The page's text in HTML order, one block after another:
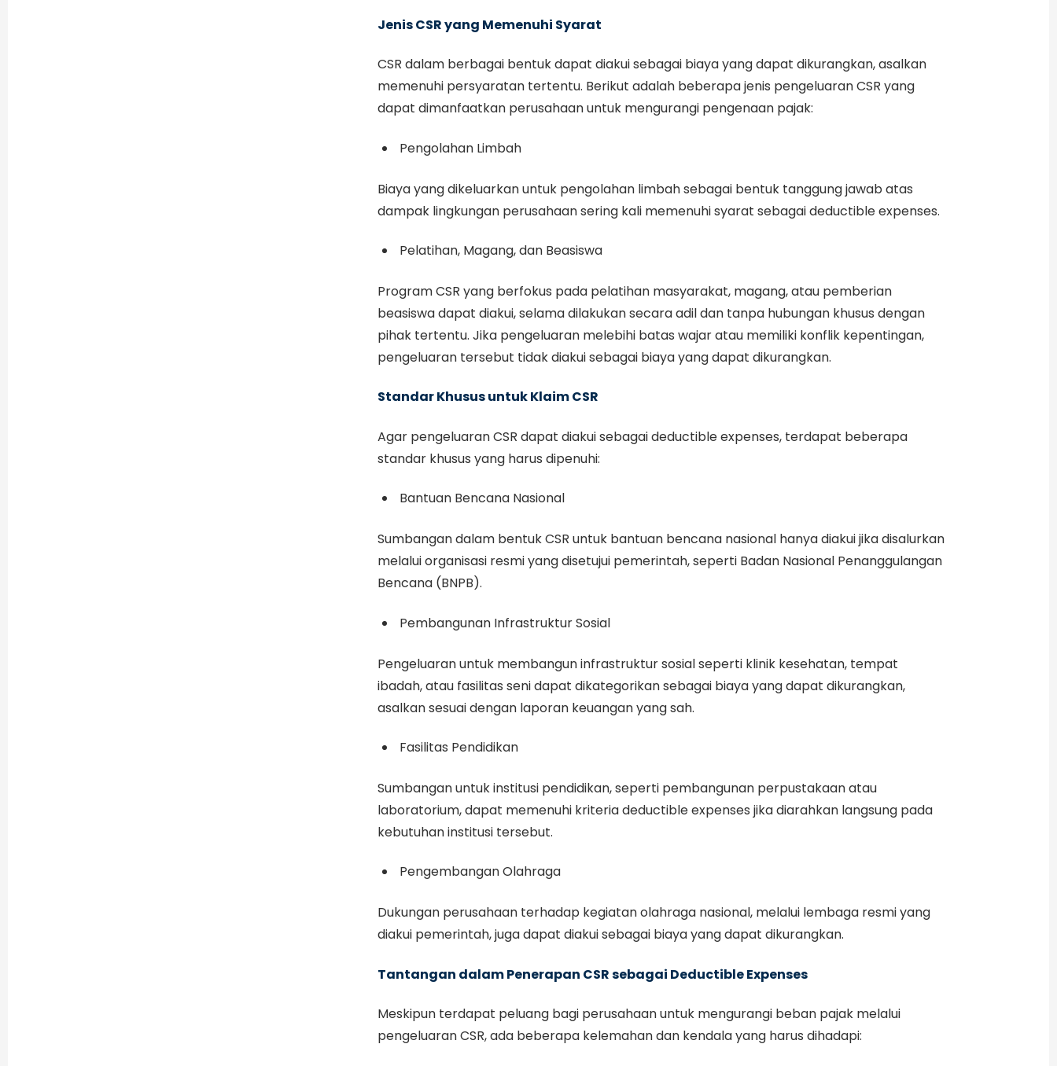
Jenis CSR yang Memenuhi Syarat
CSR dalam berbagai bentuk dapat diakui sebagai biaya yang dapat dikurangkan, asalkan
memenuhi persyaratan tertentu. Berikut adalah beberapa jenis pengeluaran CSR yang
dapat dimanfaatkan perusahaan untuk mengurangi pengenaan pajak:
Pengolahan Limbah
Biaya yang dikeluarkan untuk pengolahan limbah sebagai bentuk tanggung jawab atas
dampak lingkungan perusahaan sering kali memenuhi syarat sebagai deductible expenses.
Pelatihan, Magang, dan Beasiswa
Program CSR yang berfokus pada pelatihan masyarakat, magang, atau pemberian
beasiswa dapat diakui, selama dilakukan secara adil dan tanpa hubungan khusus dengan
pihak tertentu. Jika pengeluaran melebihi batas wajar atau memiliki konflik kepentingan,
pengeluaran tersebut tidak diakui sebagai biaya yang dapat dikurangkan.
Standar Khusus untuk Klaim CSR
Agar pengeluaran CSR dapat diakui sebagai deductible expenses, terdapat beberapa
standar khusus yang harus dipenuhi:
Bantuan Bencana Nasional
Sumbangan dalam bentuk CSR untuk bantuan bencana nasional hanya diakui jika disalurkan
melalui organisasi resmi yang disetujui pemerintah, seperti Badan Nasional Penanggulangan
Bencana (BNPB).
Pembangunan Infrastruktur Sosial
Pengeluaran untuk membangun infrastruktur sosial seperti klinik kesehatan, tempat
ibadah, atau fasilitas seni dapat dikategorikan sebagai biaya yang dapat dikurangkan,
asalkan sesuai dengan laporan keuangan yang sah.
Fasilitas Pendidikan
Sumbangan untuk institusi pendidikan, seperti pembangunan perpustakaan atau
laboratorium, dapat memenuhi kriteria deductible expenses jika diarahkan langsung pada
kebutuhan institusi tersebut.
Pengembangan Olahraga
Dukungan perusahaan terhadap kegiatan olahraga nasional, melalui lembaga resmi yang
diakui pemerintah, juga dapat diakui sebagai biaya yang dapat dikurangkan.
Tantangan dalam Penerapan CSR sebagai Deductible Expenses
Meskipun terdapat peluang bagi perusahaan untuk mengurangi beban pajak melalui
pengeluaran CSR, ada beberapa kelemahan dan kendala yang harus dihadapi: